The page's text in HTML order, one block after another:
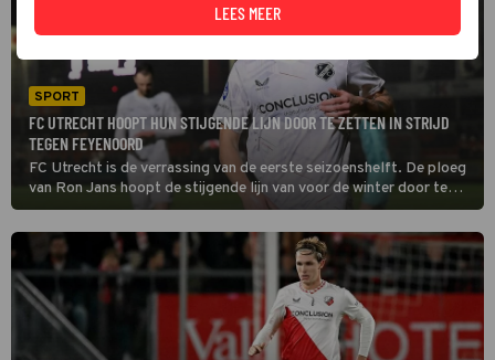
SPORT
FC UTRECHT HOOPT HUN STIJGENDE LIJN DOOR TE ZETTEN IN STRIJD
TEGEN FEYENOORD
FC Utrecht is de verrassing van de eerste seizoenshelft. De ploeg
van Ron Jans hoopt de stijgende lijn van voor de winter door te
trekken in De Kuip. Daar treft het Feyenoord, waar het in oktober
nog van verloor.
LEES MEER